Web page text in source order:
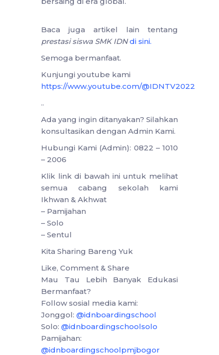
Baca juga artikel lain tentang
prestasi siswa SMK IDN di sini.
Semoga bermanfaat.
Kunjungi youtube kami
https://www.youtube.com/@IDNTV2022
..
Ada yang ingin ditanyakan? Silahkan
konsultasikan dengan Admin Kami.
Hubungi Kami (Admin): 0822 – 1010
– 2006
Klik link di bawah ini untuk melihat
semua cabang sekolah kami
Ikhwan & Akhwat
– Pamijahan
– Solo
– Sentul
Kita Sharing Bareng Yuk
Like, Comment & Share
Mau Tau Lebih Banyak Edukasi
Bermanfaat?
Follow sosial media kami:
Jonggol: @idnboardingschool
Solo: @idnboardingschoolsolo
Pamijahan:
@idnboardingschoolpmjbogor